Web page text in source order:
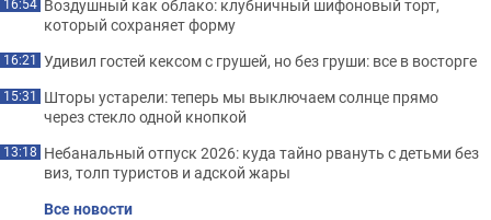
16:54 Воздушный как облако: клубничный шифоновый торт,
который сохраняет форму
16:21 Удивил гостей кексом с грушей, но без груши: все в восторге
15:31 Шторы устарели: теперь мы выключаем солнце прямо
через стекло одной кнопкой
13:18 Небанальный отпуск 2026: куда тайно рвануть с детьми без
виз, толп туристов и адской жары
Все новости